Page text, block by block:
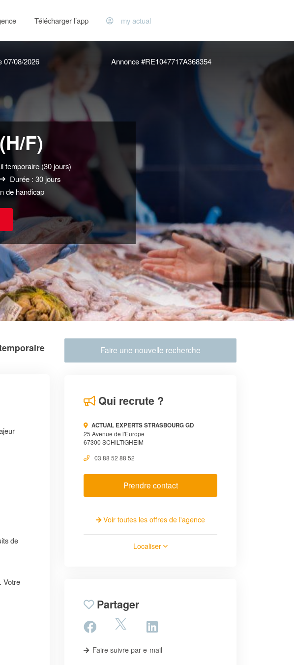
Télécharger l’app my actual
07/08/2026 Annonce #RE1047717A368354
F)
temporaire (30 jours)
Durée : 30 jours
de handicap
de
Votre
Faire une nouvelle recherche
Qui recrute ?
ACTUAL EXPERTS STRASBOURG GD
25 Avenue de l'Europe
67300 SCHILTIGHEIM
03 88 52 88 52
Prendre contact
Voir toutes les offres de l'agence
Localiser
Partager
Faire suivre par e-mail